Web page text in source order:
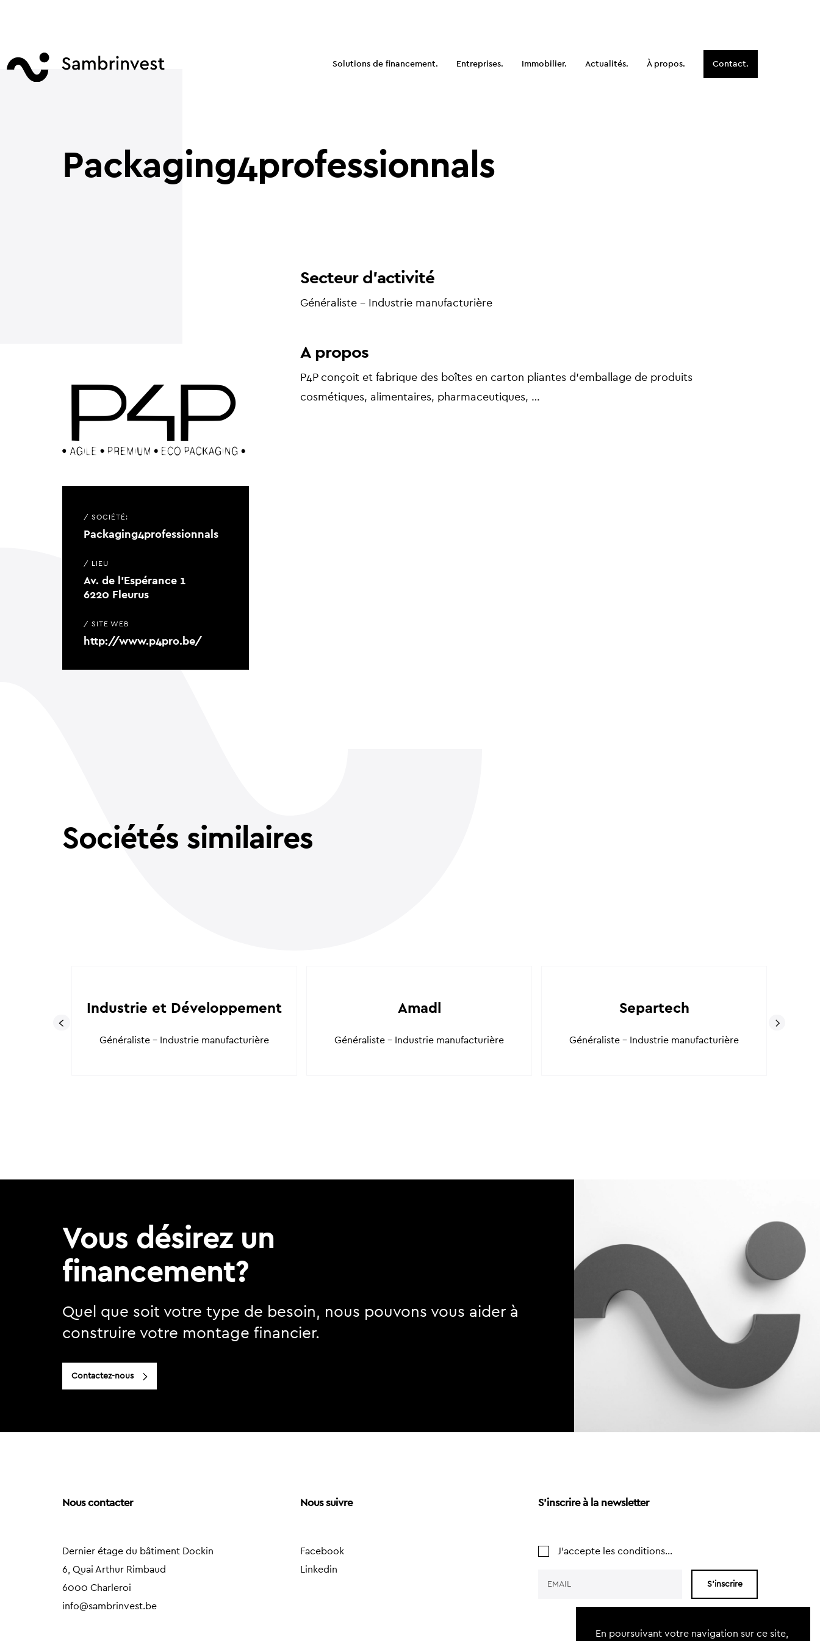
En poursuivant votre navigation sur ce site,
Solutions de financement. Entreprises. Immobilier. Actualités. À propos. Contact.
Packaging4professionnals
/ SOCIÉTÉ:
Packaging4professionnals
/ LIEU
Av. de l’Espérance 1
6220 Fleurus
/ SITE WEB
http://www.p4pro.be/
Secteur d'activité
Généraliste - Industrie manufacturière
A propos
P4P conçoit et fabrique des boîtes en carton pliantes d’emballage de produits
cosmétiques, alimentaires, pharmaceutiques, …
Sociétés similaires
Industrie et Développement
Généraliste - Industrie manufacturière
Amadl
Généraliste - Industrie manufacturière
Separtech
Généraliste - Industrie manufacturière
Vous désirez un
financement?
Quel que soit votre type de besoin, nous pouvons vous aider à
construire votre montage financier.
Contactez-nous
Nous contacter
Dernier étage du bâtiment Dockin
6, Quai Arthur Rimbaud
6000 Charleroi
info@sambrinvest.be
Nous suivre
Facebook
Linkedin
S'inscrire à la newsletter
J'accepte les conditions...
S'inscrire